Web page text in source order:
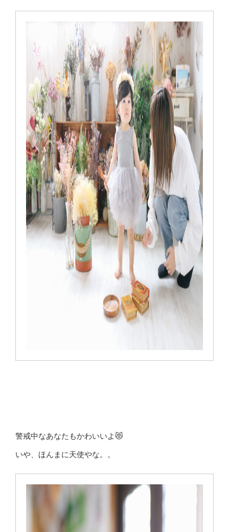
警戒中なあなたもかわいいよ😻
いや、ほんまに天使やな。。